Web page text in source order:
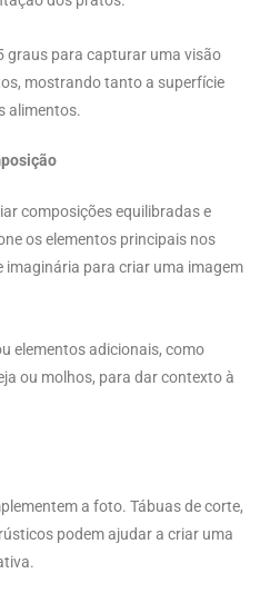
graus para capturar uma visão
mostrando tanto a superfície
alimentos.
composições equilibradas e
os elementos principais nos
imaginária para criar uma imagem
elementos adicionais, como
ou molhos, para dar contexto à
a foto. Tábuas de corte,
podem ajudar a criar uma